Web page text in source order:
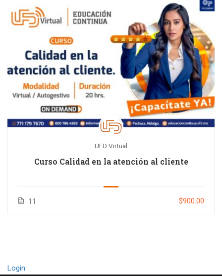
UFD Virtual
Curso Calidad en la atención al cliente
11 $900.00
Login